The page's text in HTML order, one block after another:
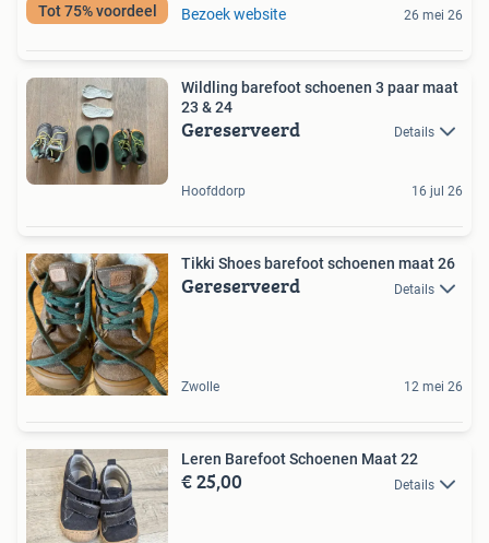
Tot 75% voordeel Bezoek website 26 mei 26
Wildling barefoot schoenen 3 paar maat
23 & 24
Gereserveerd Details
Hoofddorp 16 jul 26
Tikki Shoes barefoot schoenen maat 26
Gereserveerd Details
Zwolle 12 mei 26
Leren Barefoot Schoenen Maat 22
€ 25,00 Details